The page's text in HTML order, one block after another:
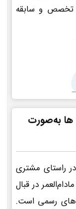
تخصص و سابقه
ها به‌صورت
راستای مشتری
در قبال
رسمی است.